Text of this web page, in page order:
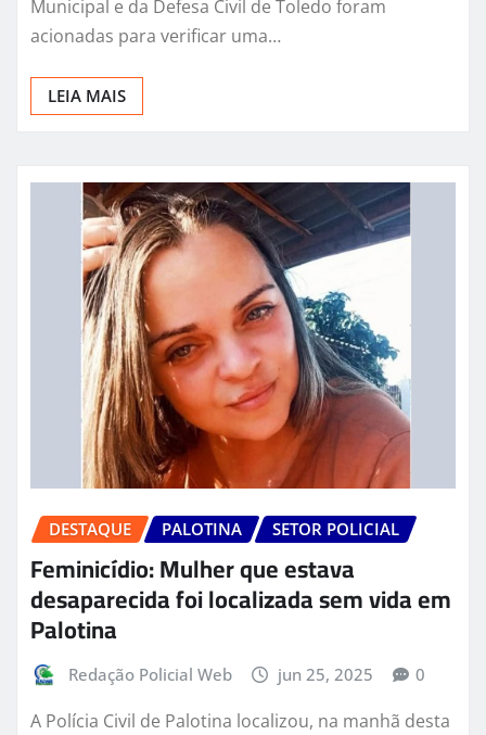
Municipal e da Defesa Civil de Toledo foram
acionadas para verificar uma…
LEIA MAIS
DESTAQUE PALOTINA SETOR POLICIAL
Feminicídio: Mulher que estava
desaparecida foi localizada sem vida em
Palotina
Redação Policial Web jun 25, 2025 0
A Polícia Civil de Palotina localizou, na manhã desta